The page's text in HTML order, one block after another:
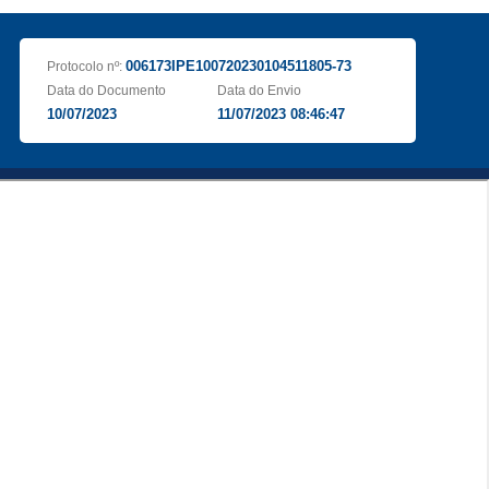
Protocolo nº: 006173IPE100720230104511805-73
Data do Documento
10/07/2023
Data do Envio
11/07/2023 08:46:47